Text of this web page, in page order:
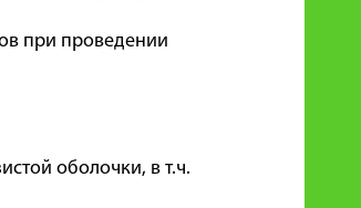
при проведении
оболочки, в т.ч.